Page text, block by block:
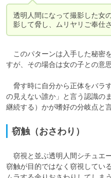
透明人間になって撮影した女
影して脅し、ムリヤリご奉仕
このパターンは入手した秘密
すが、その場合は女の子との意
脅す時に自分から正体をバラ
の見えない誰か」と言う認識の
継続する）かが嗜好の分岐点と
窃触（おさわり）
窃視と並ぶ透明人間シチュエ
窃触が目的ではなく窃視してい